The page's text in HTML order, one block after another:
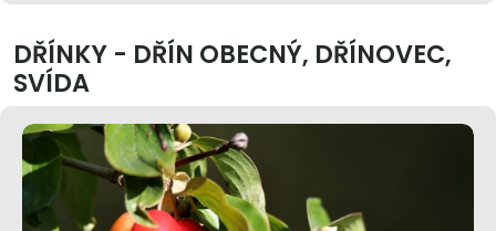
DŘÍNKY - DŘÍN OBECNÝ, DŘÍNOVEC,
SVÍDA